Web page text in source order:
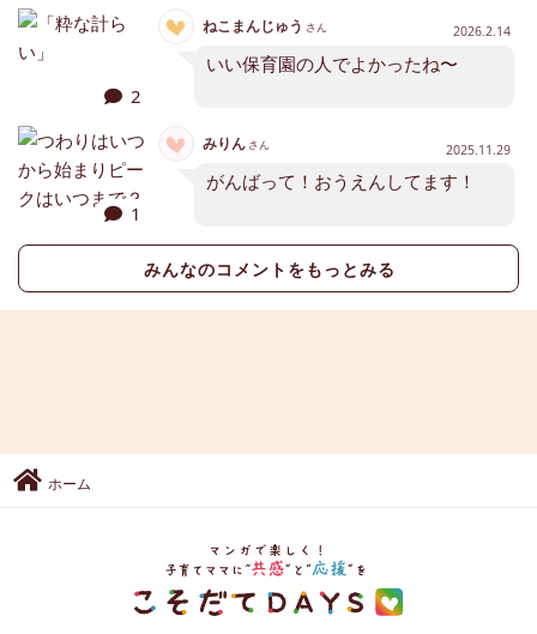
2
ねこまんじゅう さん 2026.2.14
いい保育園の人でよかったね〜
1
みりん さん 2025.11.29
がんばって！おうえんしてます！
みんなのコメントをもっとみる
ホーム